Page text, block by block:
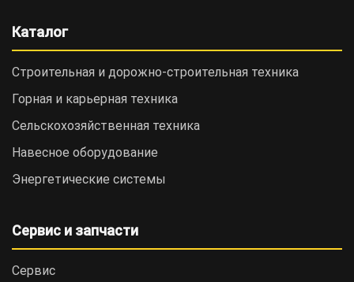
Каталог
Строительная и дорожно-cтроительная техника
Горная и карьерная техника
Сельскохозяйственная техника
Навесное оборудование
Энергетические системы
Сервис и запчасти
Сервис